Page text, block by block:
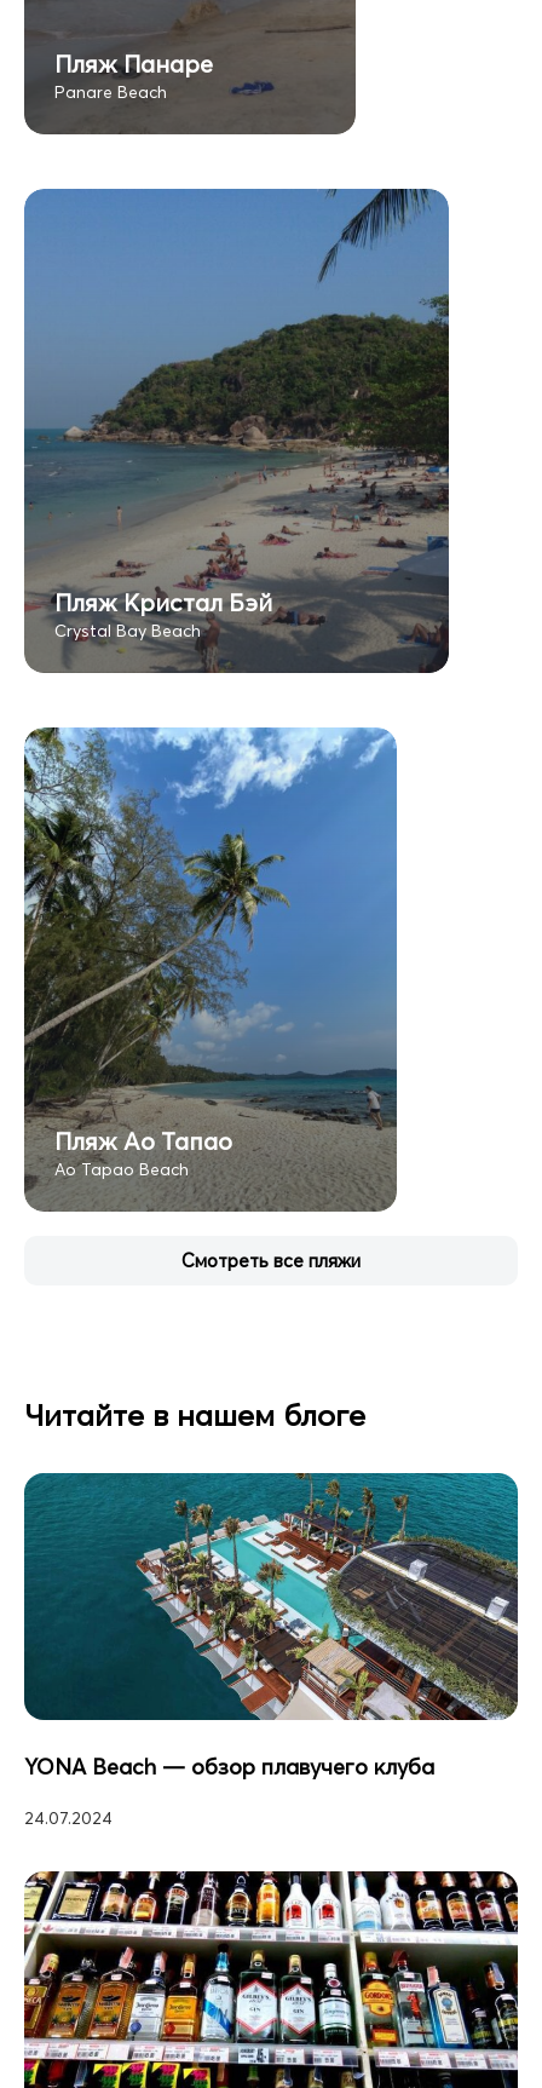
Пляж Панаре
Panare Beach
Пляж Кристал Бэй
Crystal Bay Beach
Пляж Ао Тапао
Ao Tapao Beach
Смотреть все пляжи
Читайте в нашем блоге
YONA Beach — обзор плавучего клуба
24.07.2024